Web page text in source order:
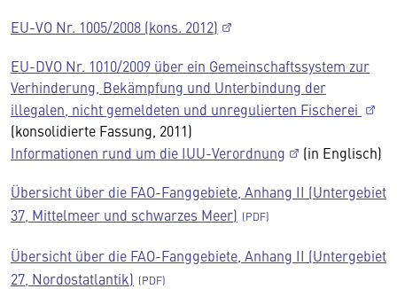
EU-VO Nr. 1005/2008 (kons. 2012)
EU-DVO Nr. 1010/2009 über ein Gemeinschaftssystem zur
Verhinderung, Bekämpfung und Unterbindung der
illegalen, nicht gemeldeten und unregulierten Fischerei
(konsolidierte Fassung, 2011)
Informationen rund um die IUU-Verordnung
(in Englisch)
Übersicht über die FAO-Fanggebiete, Anhang II (Untergebiet
37, Mittelmeer und schwarzes Meer)
Übersicht über die FAO-Fanggebiete, Anhang II (Untergebiet
27, Nordostatlantik)